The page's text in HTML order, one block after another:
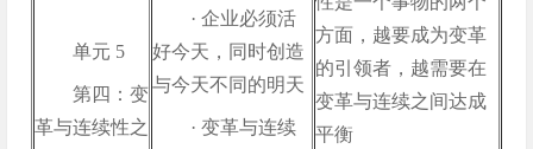
单元 5
第四：变
革与连续性之
· 企业必须活
好今天，同时创造
与今天不同的明天
· 变革与连续
方面，越要成为变革
的引领者，越需要在
变革与连续之间达成
平衡